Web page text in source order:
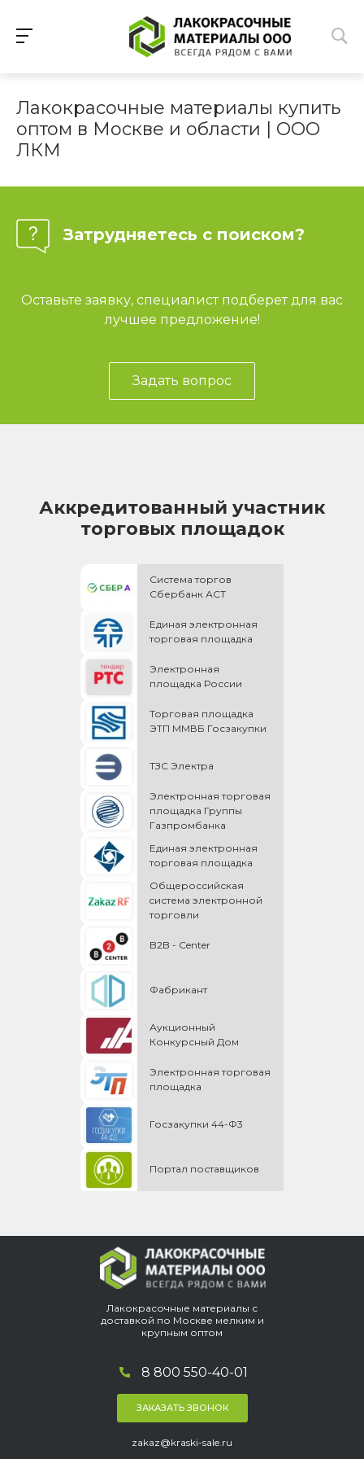
Лакокрасочные материалы купить
оптом в Москве и области | ООО
ЛКМ
Затрудняетесь с поиском?
Оставьте заявку, специалист подберет для вас
лучшее предложение!
Задать вопрос
Аккредитованный участник
торговых площадок
Система торгов
Сбербанк АСТ
Единая электронная
торговая площадка
Электронная
площадка России
Торговая площадка
ЭТП ММВБ Госзакупки
ТЗС Электра
Электронная торговая
площадка Группы
Газпромбанка
Единая электронная
торговая площадка
Общероссийская
cистема электронной
торговли
B2B - Center
Фабрикант
Аукционный
Конкурсный Дом
Электронная торговая
площадка
Госзакупки 44-Ф3
Портал поставщиков
Лакокрасочные материалы с
доставкой по Москве мелким и
крупным оптом
8 800 550-40-01
ЗАКАЗАТЬ ЗВОНОК
zakaz@kraski-sale.ru